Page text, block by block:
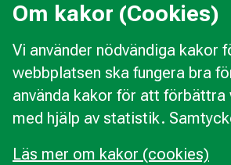
Om kakor (Cookies)
Vi använder nödvändiga kakor
webbplatsen ska fungera bra
använda kakor för att förbättra
med hjälp av statistik.
Läs mer om kakor (cookies)
Kommunal budget- och skuldrådgivning
Om webbplatsen
Behandling av personuppgifter